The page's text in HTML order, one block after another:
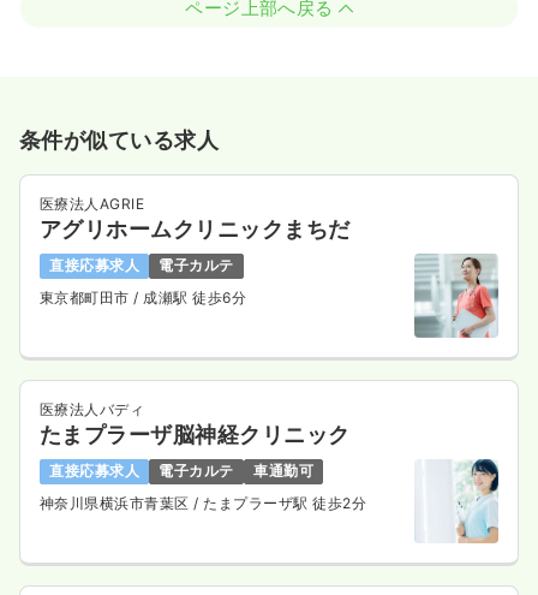
ページ上部へ戻る
条件が似ている求人
医療法人AGRIE
アグリホームクリニックまちだ
直接応募求人
電子カルテ
東京都町田市 / 成瀬駅 徒歩6分
医療法人バディ
たまプラーザ脳神経クリニック
直接応募求人 電子カルテ
車通勤可
神奈川県横浜市青葉区 / たまプラーザ駅 徒歩2分